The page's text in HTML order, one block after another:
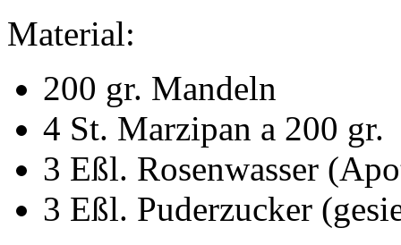
Material:
200 gr. Mandeln
4 St. Marzipan a 200 gr.
3 Eßl. Rosenwasser
3 Eßl. Puderzucker